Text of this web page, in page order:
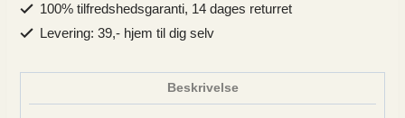
100% tilfredshedsgaranti, 14 dages returret
Levering: 39,- hjem til dig selv
Beskrivelse